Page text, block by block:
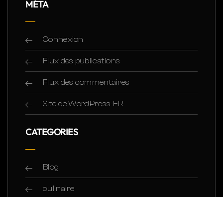
MÉTA
Connexion
Flux des publications
Flux des commentaires
Site de WordPress-FR
CATEGORIES
Blog
culinaire